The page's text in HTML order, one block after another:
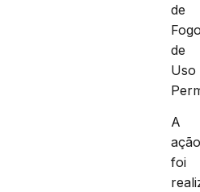
de
de
Uso
A
foi